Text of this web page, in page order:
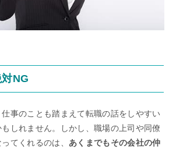
NG
事のことも踏まえて転職の話をしやすい
しれません。しかし、職場の上司や同僚
てくれるのは、 あくまでもその会社の仲